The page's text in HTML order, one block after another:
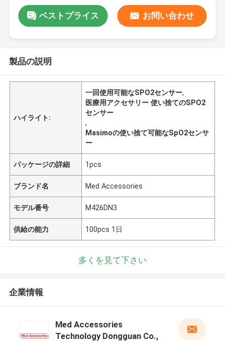
ベストプライス お問い合わせ
製品の説明
ハイライト:
一回使用可能なSPO2センサー,
医療用アクセサリー 使い捨てのSPO2
センサー
,
Masimoの使い捨て可能なSpO2センサ
ー
パッケージの詳細 1pcs
ブランド名 Med Accessories
モデル番号 M426DN3
供給の能力 100pcs 1日
多くを見て下さい
企業情報
Med Accessories
Technology Dongguan Co.,